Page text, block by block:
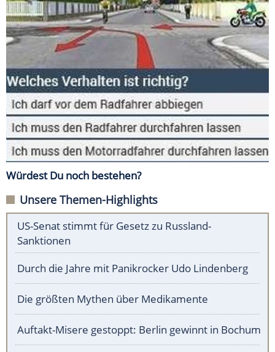
Würdest Du noch bestehen?
Unsere Themen-Highlights
US-Senat stimmt für Gesetz zu Russland-
Sanktionen
Durch die Jahre mit Panikrocker Udo Lindenberg
Die größten Mythen über Medikamente
Auftakt-Misere gestoppt: Berlin gewinnt in Bochum